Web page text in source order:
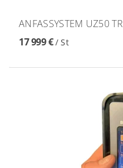
ANFASSYSTEM UZ50
17 999 €/ St